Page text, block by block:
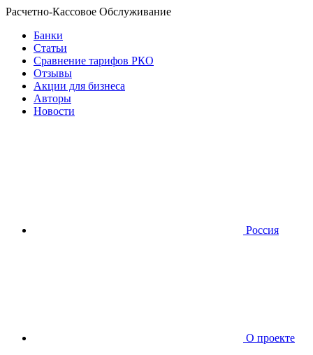
Расчетно-Кассовое Обслуживание
Банки
Статьи
Сравнение тарифов РКО
Отзывы
Акции для бизнеса
Авторы
Новости
Россия
О проекте